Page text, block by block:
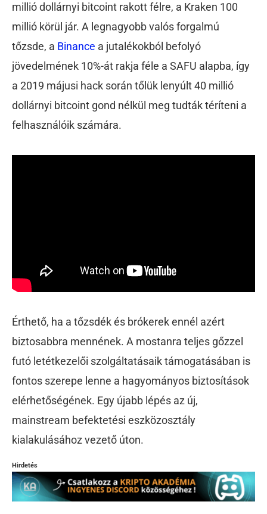
millió dollárnyi bitcoint rakott félre, a Kraken 100
millió körül jár. A legnagyobb valós forgalmú
tőzsde, a Binance a jutalékokból befolyó
jövedelmének 10%-át rakja féle a SAFU alapba, így
a 2019 májusi hack során tőlük lenyúlt 40 millió
dollárnyi bitcoint gond nélkül meg tudták téríteni a
felhasználóik számára.
Érthető, ha a tőzsdék és brókerek ennél azért
biztosabbra mennének. A mostanra teljes gőzzel
futó letétkezelői szolgáltatásaik támogatásában is
fontos szerepe lenne a hagyományos biztosítások
elérhetőségének. Egy újabb lépés az új,
mainstream befektetési eszközosztály
kialakulásához vezető úton.
Hirdetés